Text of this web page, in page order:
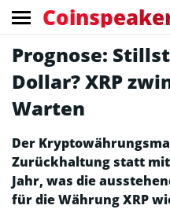
Prognose:
Dollar? XRP
Warten
Der
Zurückhaltung statt
Jahr, was die
für die Währung XRP